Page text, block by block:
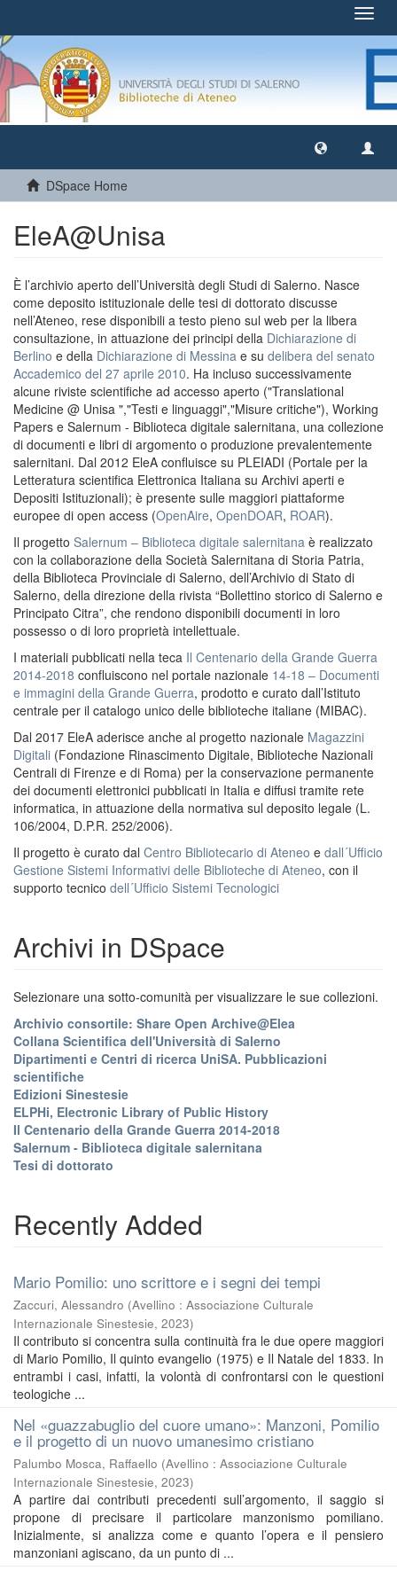
DSpace Home
EleA@Unisa
È l’archivio aperto dell’Università degli Studi di Salerno. Nasce
come deposito istituzionale delle tesi di dottorato discusse
nell’Ateneo, rese disponibili a testo pieno sul web per la libera
consultazione, in attuazione dei principi della Dichiarazione di
Berlino e della Dichiarazione di Messina e su delibera del senato
Accademico del 27 aprile 2010. Ha incluso successivamente
alcune riviste scientifiche ad accesso aperto ("Translational
Medicine @ Unisa ","Testi e linguaggi","Misure critiche"), Working
Papers e Salernum - Biblioteca digitale salernitana, una collezione
di documenti e libri di argomento o produzione prevalentemente
salernitani. Dal 2012 EleA confluisce su PLEIADI (Portale per la
Letteratura scientifica Elettronica Italiana su Archivi aperti e
Depositi Istituzionali); è presente sulle maggiori piattaforme
europee di open access (OpenAire, OpenDOAR, ROAR).
Il progetto Salernum – Biblioteca digitale salernitana è realizzato
con la collaborazione della Società Salernitana di Storia Patria,
della Biblioteca Provinciale di Salerno, dell’Archivio di Stato di
Salerno, della direzione della rivista “Bollettino storico di Salerno e
Principato Citra”, che rendono disponibili documenti in loro
possesso o di loro proprietà intellettuale.
I materiali pubblicati nella teca Il Centenario della Grande Guerra
2014-2018 confluiscono nel portale nazionale 14-18 – Documenti
e immagini della Grande Guerra, prodotto e curato dall’Istituto
centrale per il catalogo unico delle biblioteche italiane (MIBAC).
Dal 2017 EleA aderisce anche al progetto nazionale Magazzini
Digitali (Fondazione Rinascimento Digitale, Biblioteche Nazionali
Centrali di Firenze e di Roma) per la conservazione permanente
dei documenti elettronici pubblicati in Italia e diffusi tramite rete
informatica, in attuazione della normativa sul deposito legale (L.
106/2004, D.P.R. 252/2006).
Il progetto è curato dal Centro Bibliotecario di Ateneo e dall´Ufficio
Gestione Sistemi Informativi delle Biblioteche di Ateneo, con il
supporto tecnico dell´Ufficio Sistemi Tecnologici
Archivi in DSpace
Selezionare una sotto-comunità per visualizzare le sue collezioni.
Archivio consortile: Share Open Archive@Elea
Collana Scientifica dell'Università di Salerno
Dipartimenti e Centri di ricerca UniSA. Pubblicazioni
scientifiche
Edizioni Sinestesie
ELPHi, Electronic Library of Public History
Il Centenario della Grande Guerra 2014-2018
Salernum - Biblioteca digitale salernitana
Tesi di dottorato
Recently Added
Mario Pomilio: uno scrittore e i segni dei tempi
Zaccuri, Alessandro (Avellino : Associazione Culturale
Internazionale Sinestesie, 2023)
Il contributo si concentra sulla continuità fra le due opere maggiori
di Mario Pomilio, Il quinto evangelio (1975) e Il Natale del 1833. In
entrambi i casi, infatti, la volontà di confrontarsi con le questioni
teologiche ...
Nel «guazzabuglio del cuore umano»: Manzoni, Pomilio
e il progetto di un nuovo umanesimo cristiano
Palumbo Mosca, Raffaello (Avellino : Associazione Culturale
Internazionale Sinestesie, 2023)
A partire dai contributi precedenti sull’argomento, il saggio si
propone di precisare il particolare manzonismo pomiliano.
Inizialmente, si analizza come e quanto l’opera e il pensiero
manzoniani agiscano, da un punto di ...